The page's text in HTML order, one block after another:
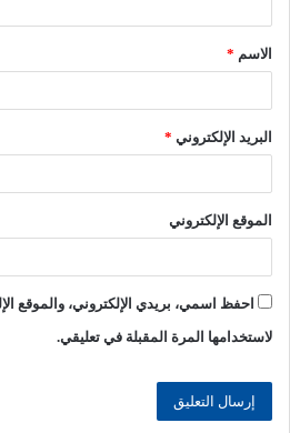
ق
*الاسم *
البريد الإلكتروني *
الموقع الإلكتروني
احفظ اسمي، بريدي الإلكتروني، والموقع
لاستخدامها المرة المقبلة في تعليقي.